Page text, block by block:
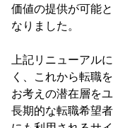
価値の提供が可能と
なりました。
上記リニューアル
く、これから転職を
お考えの潜在層を
長期的な転職希望者